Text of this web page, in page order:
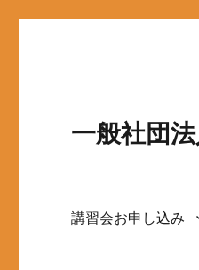
一般社団
講習会お申し込み